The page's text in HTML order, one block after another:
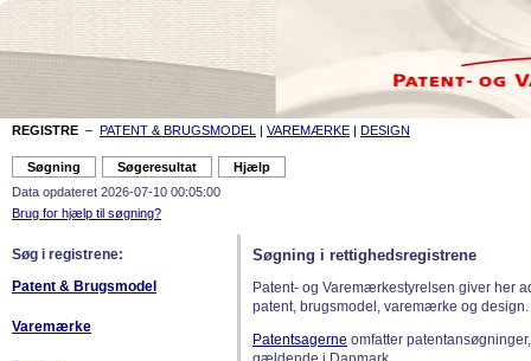
REGISTRE – PATENT & BRUGSMODEL | VAREMÆRKE | DESIGN
Data opdateret 2026-07-10 00:05:00
Brug for hjælp til søgning?
Søg i registrene:
Patent & Brugsmodel
Varemærke
Søgning i rettighedsregistrene
Patent- og Varemærkestyrelsen giver her
patent, brugsmodel, varemærke og design.
Patentsagerne omfatter